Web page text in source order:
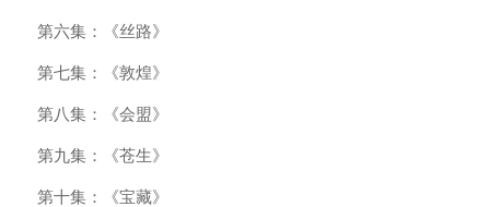
第六集：《丝路》
第七集：《敦煌》
第八集：《会盟》
第九集：《苍生》
第十集：《宝藏》